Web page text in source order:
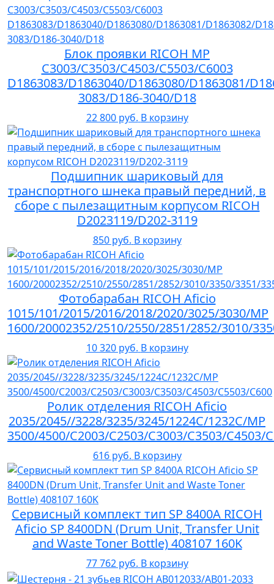
Блок проявки RICOH MP
C3003/C3503/C4503/C5503/C6003
D1863083/D1863040/D1863080/D1863081/
3083/D186-3040/D18
22 800 руб. В корзину
Подшипник шариковый для
транспортного шнека правый передний, в
сборе с пылезащитным корпусом RICOH
D2023119/D202-3119
850 руб. В корзину
Фотобарабан RICOH Aficio
1015/101/2015/2016/2018/2020/3025/3030/MP
1600/20002352/2510/2550/2851/2852/3010/
10 320 руб. В корзину
Ролик отделения RICOH Aficio
2035/2045//3228/3235/3245/1224C/1232C/MP
3500/4500/C2003/C2503/C3003/C3503/C4503/
616 руб. В корзину
Сервисный комплект тип SP 8400A RICOH
Aficio SP 8400DN (Drum Unit, Transfer Unit
and Waste Toner Bottle) 408107 160K
77 762 руб. В корзину